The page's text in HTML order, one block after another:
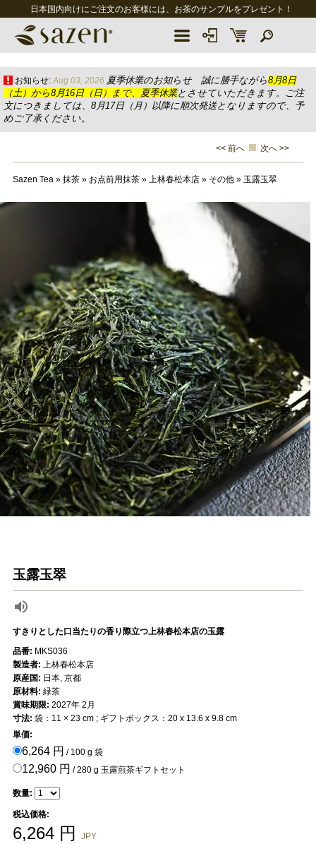
日本国内向けにご注文のお客様には、お茶のサンプルをプレゼント！
お知らせ: Aug 03, 2026 夏季休業のお知らせ 誠に勝手ながら8月8日
（土）から8月16日（日）まで、夏季休業とさせていただきます。ご注
文につきましては、8月17日（月）以降に順次発送となりますので、予
めご了承ください。
<< 前へ 次へ >>
Sazen Tea» 抹茶» お点前用抹茶» 上林春松本店» その他 » 玉露玉翠
玉露玉翠
すきりとした口当たりの香り際立つ上林春松本店の玉露
品番: MKS036
製造者: 上林春松本店
原産国: 日本, 京都
原材料: 緑茶
賞味期限: 2027年 2月
寸法: 袋：11 × 23 cm ; ギフトボックス：20 x 13.6 x 9.8 cm
単価:
6,264 円 / 100 g 袋
12,960 円 / 280 g 玉露煎茶ギフトセット
数量:
税込価格:
6,264円 JPY